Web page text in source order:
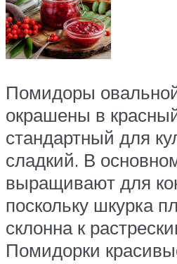
Помидоры
окрашены в
стандартный для
сладкий. В
выращивают для
поскольку шкурка
склонна к
Помидорки